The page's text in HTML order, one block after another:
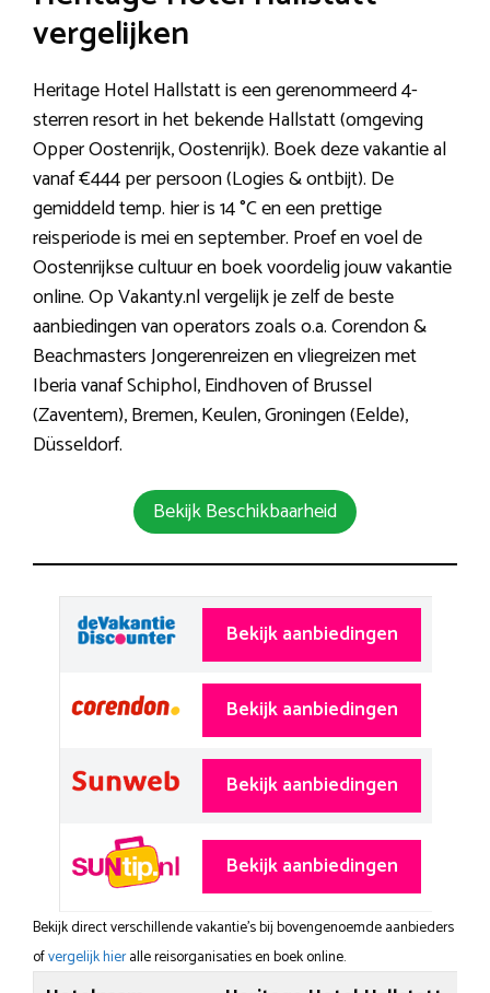
vergelijken
Heritage Hotel Hallstatt is een gerenommeerd 4-
sterren resort in het bekende Hallstatt (omgeving
Opper Oostenrijk, Oostenrijk). Boek deze vakantie al
vanaf €444 per persoon (Logies & ontbijt). De
gemiddeld temp. hier is 14 °C en een prettige
reisperiode is mei en september. Proef en voel de
Oostenrijkse cultuur en boek voordelig jouw vakantie
online. Op Vakanty.nl vergelijk je zelf de beste
aanbiedingen van operators zoals o.a. Corendon &
Beachmasters Jongerenreizen en vliegreizen met
Iberia vanaf Schiphol, Eindhoven of Brussel
(Zaventem), Bremen, Keulen, Groningen (Eelde),
Düsseldorf.
Bekijk Beschikbaarheid
Bekijk aanbiedingen
Bekijk aanbiedingen
Bekijk aanbiedingen
Bekijk aanbiedingen
Bekijk direct verschillende vakantie's bij bovengenoemde aanbieders
ofvergelijk hieralle reisorganisaties en boek online.